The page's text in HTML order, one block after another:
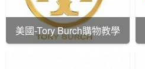
美國-Tory Burch購物教學